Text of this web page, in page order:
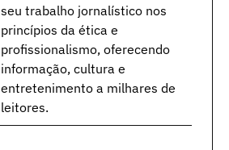
seu trabalho jornalístico nos
princípios da ética e
profissionalismo, oferecendo
informação, cultura e
entretenimento a milhares de
leitores.